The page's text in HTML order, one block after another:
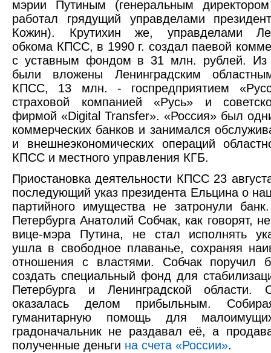
мэрии Путиным (генеральным
работал грядущий управделами
Кожин). Крутихин же, управделами
обкома КПСС, в 1990 г. создал паевой
с уставным фондом в 31 млн. рублей.
были вложены Ленинградским
КПСС, 13 млн. - госпредприятием
страховой компанией «Русь» и советско-
фирмой «Digital Transfer». «Россия» был
коммерческих банков и занимался
и внешнеэкономических операций
КПСС и местного управления КГБ.
Приостановка деятельности КПСС 23
последующий указ президента Ельцина о
партийного имущества не затронули
Петербурга Анатолий Собчак, как говорят,
вице-мэра Путина, не стал исполнять
ушла в свободное плаванье, сохраняя
отношения с властями. Собчак поручил
создать специальный фонд для
Петербурга и Ленинградской области.
оказалась делом прибыльным.
гуманитарную помощь для
градоначальник не раздавал её, а
полученные деньги на счета «России».